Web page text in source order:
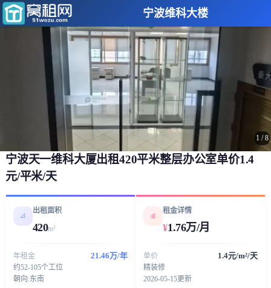
宁波维科大楼
1 /8
宁波天一维科大厦出租420平米整层办公室单价1.4
元/平米/天
📐
出租面积
420m²
年租金 21.46万/年
约52-105个工位
朝向:东南
💰
租金详情
¥1.76万/月
单价 1.4元/m²/天
精装修
2026-05-15更新